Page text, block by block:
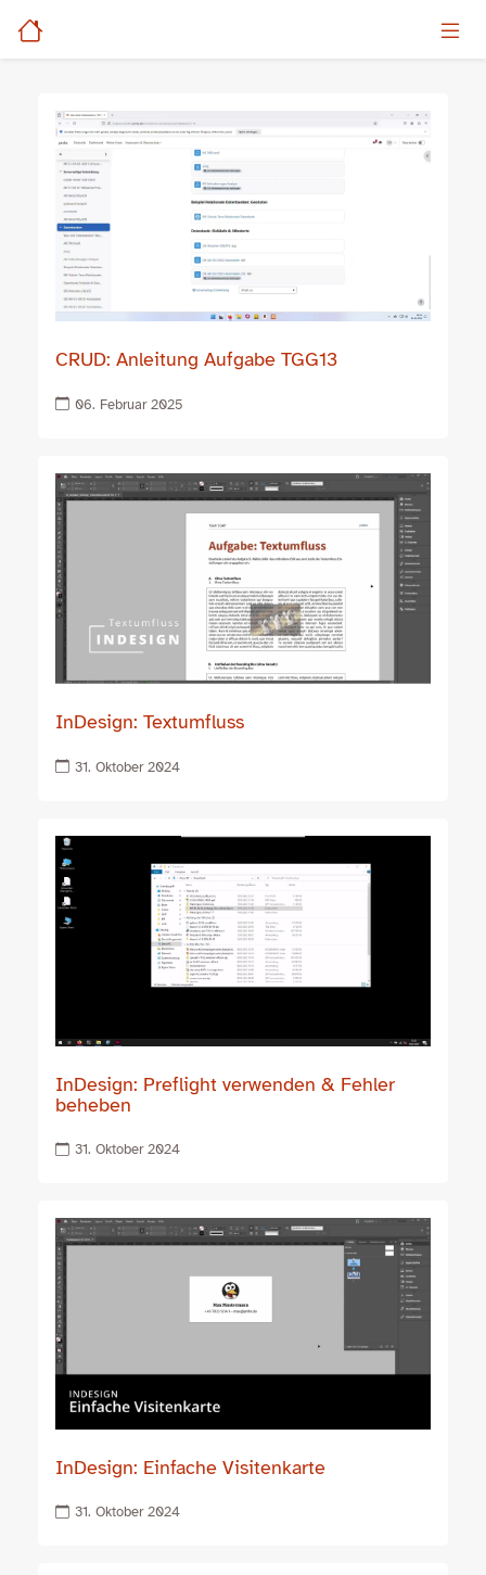
CRUD: Anleitung Aufgabe TGG13
06. Februar 2025
InDesign: Textumfluss
31. Oktober 2024
InDesign: Preflight verwenden & Fehler
beheben
31. Oktober 2024
InDesign: Einfache Visitenkarte
31. Oktober 2024